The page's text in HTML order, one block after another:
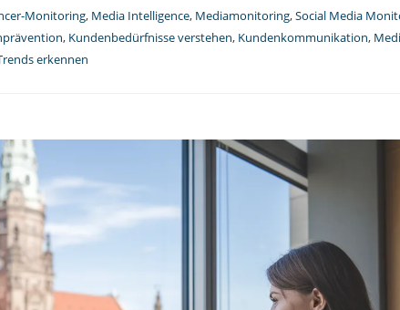
Monitoring, Media Intelligence, Mediamonitoring,Social Media
, Kundenbedürfnisse verstehen, Kundenkommunikation,
erkennen